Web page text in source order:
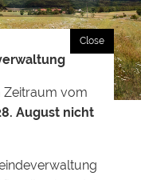
Zeitraum vom
August nicht